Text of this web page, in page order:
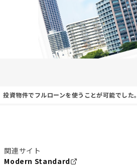
投資物件でフルローンを使うことが可能でした。
関連サイト
Modern Standard